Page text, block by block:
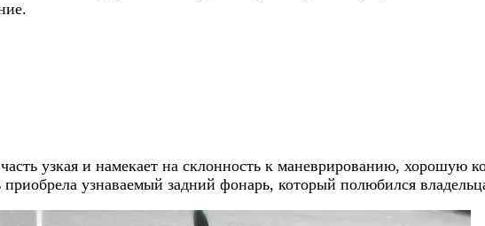
узкая и намекает на склонность к маневрированию, хорошую
узнаваемый задний фонарь, который полюбился